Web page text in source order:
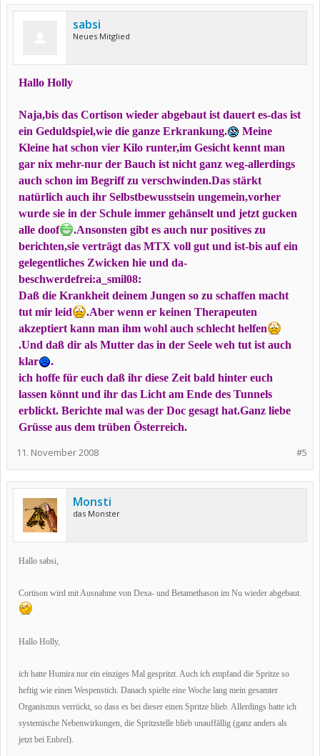
sabsi
Neues Mitglied
Hallo Holly
Naja,bis das Cortison wieder abgebaut ist dauert es-das ist
ein Geduldspiel,wie die ganze Erkrankung.
Meine
Kleine hat schon vier Kilo runter,im Gesicht kennt man
gar nix mehr-nur der Bauch ist nicht ganz weg-allerdings
auch schon im Begriff zu verschwinden.Das stärkt
natürlich auch ihr Selbstbewusstsein ungemein,vorher
wurde sie in der Schule immer gehänselt und jetzt gucken
alle doof
.Ansonsten gibt es auch nur positives zu
berichten,sie verträgt das MTX voll gut und ist-bis auf ein
gelegentliches Zwicken hie und da-
beschwerdefrei:a_smil08:
Daß die Krankheit deinem Jungen so zu schaffen macht
tut mir leid
.Aber wenn er keinen Therapeuten
akzeptiert kann man ihm wohl auch schlecht helfen
.Und daß dir als Mutter das in der Seele weh tut ist auch
klar
.
ich hoffe für euch daß ihr diese Zeit bald hinter euch
lassen könnt und ihr das Licht am Ende des Tunnels
erblickt. Berichte mal was der Doc gesagt hat.Ganz liebe
Grüsse aus dem trüben Österreich.
#5
11. November 2008
Monsti
das Monster
Hallo sabsi,
Cortison wird mit Ausnahme von Dexa- und Betamethason im Nu wieder abgebaut.
Hallo Holly,
ich hatte Humira nur ein einziges Mal gespritzt. Auch ich empfand die Spritze so
heftig wie einen Wespenstich. Danach spielte eine Woche lang mein gesamter
Organismus verrückt, so dass es bei dieser einen Spritze blieb. Allerdings hatte ich
systemische Nebenwirkungen, die Spritzstelle blieb unauffällig (ganz anders als
jetzt bei Enbrel).